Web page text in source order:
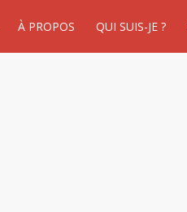
À PROPOS QUI SUIS-JE ?